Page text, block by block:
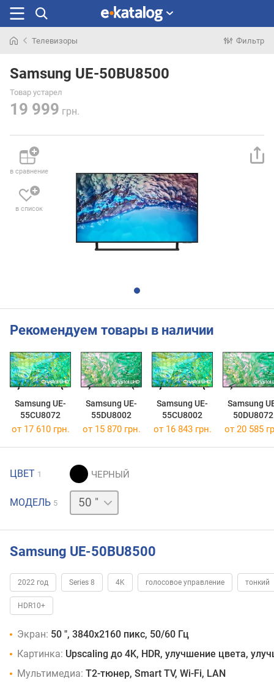
раньше
Телевизоры Фильтр
Samsung UE-50BU8500
Товар устарел
19 999 грн.
в сравнение
в список
Рекомендуем товары в наличии
Samsung UE-
55CU8072
Samsung UE-
55DU8002
Samsung UE-
55CU8002
Samsung
50DU8072
от 17 610 грн. от 15 870 грн. от 16 843 грн. от 20 585
ЦВЕТ 1
МОДЕЛЬ 5
43 "
55 "
Samsung UE-50BU8500
2022 год Series 8 4K голосовое управление тонкий
HDR10+
Экран: 50 ", 3840x2160 пикс, 50/60 Гц
Картинка: Upscaling до 4K, HDR, улучшение цвета,
Мультимедиа: T2-тюнер, Smart TV, Wi-Fi, LAN